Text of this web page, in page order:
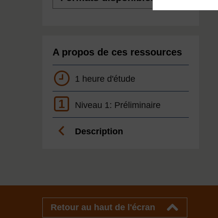
A propos de ces ressources
1 heure d'étude
1 Niveau 1: Préliminaire
Description
Retour au haut de l'écran